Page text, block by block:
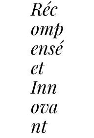
Réc
omp
ensé
et
Inn
ova
nt